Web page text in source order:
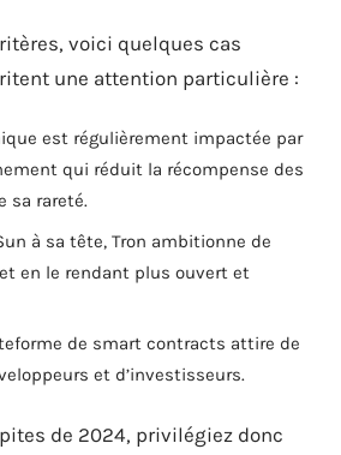
voici quelques cas
une attention particulière :
est régulièrement impactée par
qui réduit la récompense des
sa rareté.
à sa tête, Tron ambitionne de
en le rendant plus ouvert et
de smart contracts attire de
et d’investisseurs.
de 2024, privilégiez donc